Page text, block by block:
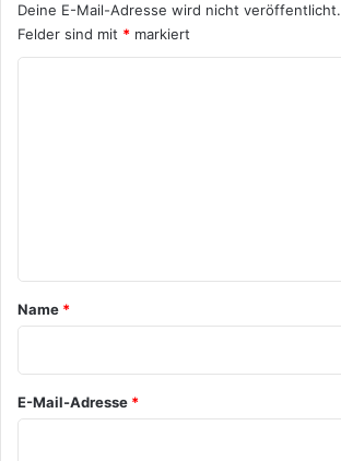
Deine E-Mail-Adresse wird nicht veröffentlicht.
Felder sind mit * markiert
a
*
Name *
E-Mail-Adresse *